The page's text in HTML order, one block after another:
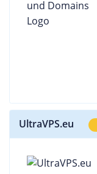
UltraVPS.eu